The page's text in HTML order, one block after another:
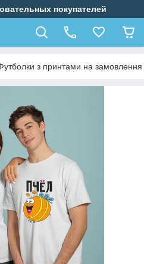
покупателей
з принтами на замовлення